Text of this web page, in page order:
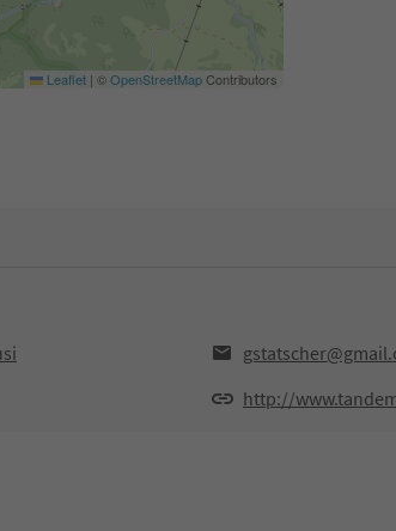
Leaflet | ©OpenStreetMapContributors
http://